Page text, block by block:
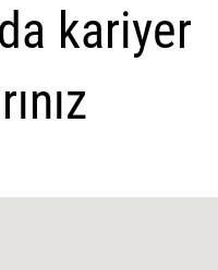
kariyer